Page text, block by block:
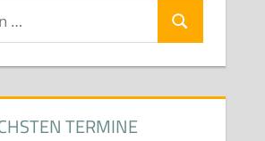
Suchen
TERMINE